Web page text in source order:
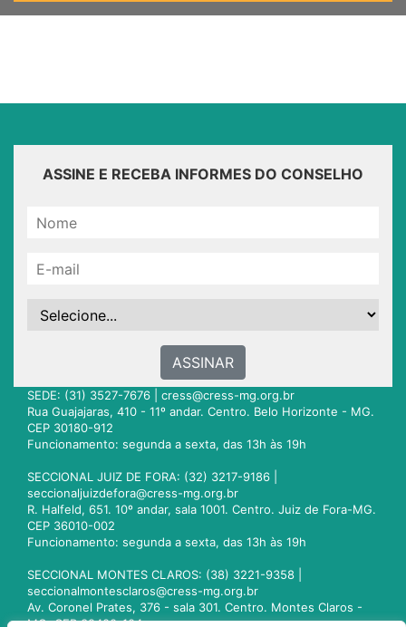
ASSINE E RECEBA INFORMES DO CONSELHO
ASSINAR
SEDE: (31) 3527-7676 | cress@cress-mg.org.br
Rua Guajajaras, 410 - 11º andar. Centro. Belo Horizonte - MG.
CEP 30180-912
Funcionamento: segunda a sexta, das 13h às 19h
SECCIONAL JUIZ DE FORA: (32) 3217-9186 |
seccionaljuizdefora@cress-mg.org.br
R. Halfeld, 651. 10º andar, sala 1001. Centro. Juiz de Fora-MG.
CEP 36010-002
Funcionamento: segunda a sexta, das 13h às 19h
SECCIONAL MONTES CLAROS: (38) 3221-9358 |
seccionalmontesclaros@cress-mg.org.br
Av. Coronel Prates, 376 - sala 301. Centro. Montes Claros -
MG. CEP 39400-104